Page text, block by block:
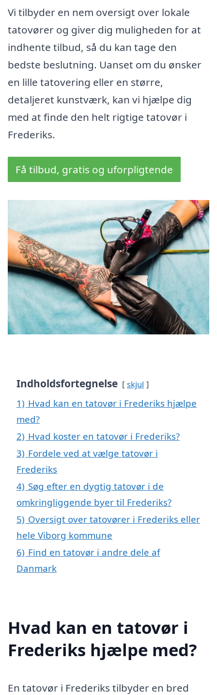
Vi tilbyder en nem oversigt over lokale
tatovører og giver dig muligheden for at
indhente tilbud, så du kan tage den
bedste beslutning. Uanset om du ønsker
en lille tatovering eller en større,
detaljeret kunstværk, kan vi hjælpe dig
med at finde den helt rigtige tatovør i
Frederiks.
Få tilbud, gratis og uforpligtende
Indholdsfortegnelse skjul
1) Hvad kan en tatovør i Frederiks hjælpe
med?
2) Hvad koster en tatovør i Frederiks?
3) Fordele ved at vælge tatovør i
Frederiks
4) Søg efter en dygtig tatovør i de
omkringliggende byer til Frederiks?
5) Oversigt over tatovører i Frederiks eller
hele Viborg kommune
6) Find en tatovør i andre dele af
Danmark
Hvad kan en tatovør i
Frederiks hjælpe med?
En tatovør i Frederiks tilbyder en bred